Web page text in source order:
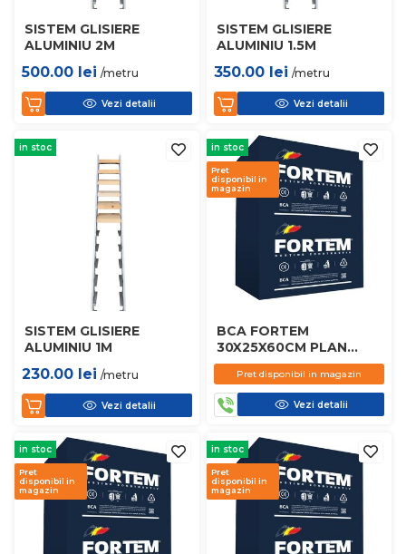
SISTEM GLISIERE
ALUMINIU 2M
500.00 lei /metru
Vezi detalii
SISTEM GLISIERE
ALUMINIU 1.5M
350.00 lei /metru
Vezi detalii
in stoc
SISTEM GLISIERE
ALUMINIU 1M
230.00 lei /metru
Vezi detalii
in stoc
Pret
disponibil in
magazin
BCA FORTEM
30X25X60CM PLAN
D450
Pret disponibil in magazin
Vezi detalii
in stoc
Pret
disponibil in
magazin
in stoc
Pret
disponibil in
magazin